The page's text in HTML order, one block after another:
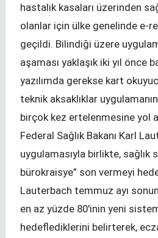
hastalık kasaları üzerinden
olanlar için ülke genelinde e-
geçildi. Bilindiği üzere
aşaması yaklaşık iki yıl önce
yazılımda gerekse kart
teknik aksaklıklar
birçok kez ertelenmesine yol
Federal Sağlık Bakanı Karl
uygulamasıyla birlikte, sağlık
bürokraisye” son vermeyi
Lauterbach temmuz ayı
en az yüzde 80'inin yeni
hedeflediklerini belirterek,